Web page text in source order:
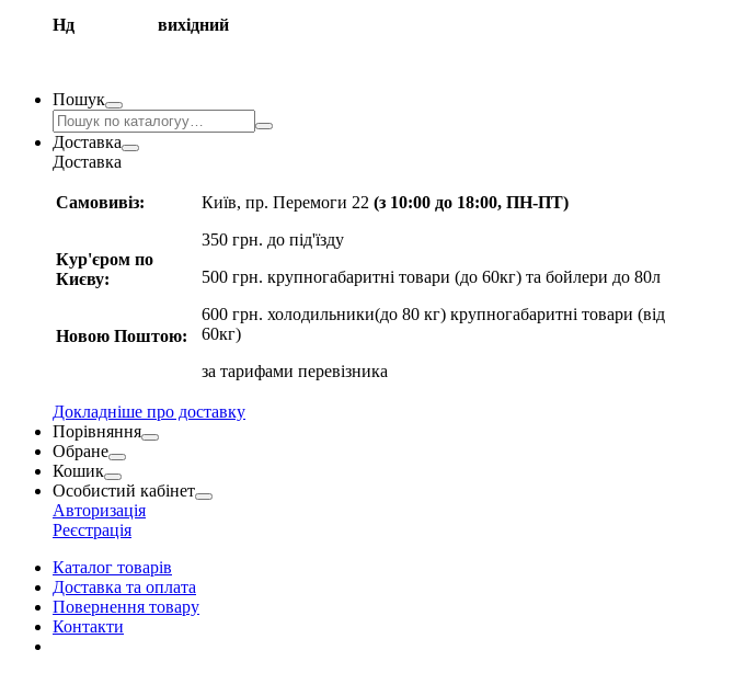
Нд вихідний
Пошук
Доставка
Доставка
Самовивіз:
Кур'єром по
Києву:
Новою Поштою:
Київ, пр. Перемоги 22 (з 10:00 до 18:00, ПН-ПТ)
350 грн. до під'їзду
500 грн. крупногабаритні товари (до 60кг) та бойлери до 80л
600 грн. холодильники(до 80 кг) крупногабаритні товари (від
60кг)
за тарифами перевізника
Докладніше про доставку
Порівняння
Обране
Кошик
Особистий кабінет
Авторизація
Реєстрація
Каталог товарів
Доставка та оплата
Повернення товару
Контакти